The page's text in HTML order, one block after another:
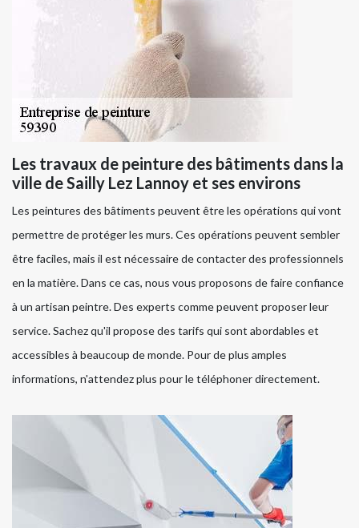
Les travaux de peinture des bâtiments dans la
ville de Sailly Lez Lannoy et ses environs
Les peintures des bâtiments peuvent être les opérations qui vont
permettre de protéger les murs. Ces opérations peuvent sembler
être faciles, mais il est nécessaire de contacter des professionnels
en la matière. Dans ce cas, nous vous proposons de faire confiance
à un artisan peintre. Des experts comme peuvent proposer leur
service. Sachez qu'il propose des tarifs qui sont abordables et
accessibles à beaucoup de monde. Pour de plus amples
informations, n'attendez plus pour le téléphoner directement.